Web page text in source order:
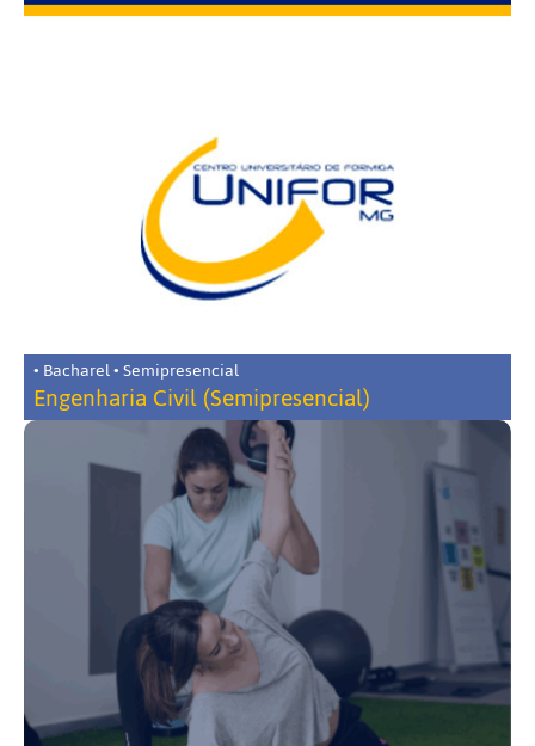
• Bacharel • Semipresencial
Engenharia Civil (Semipresencial)